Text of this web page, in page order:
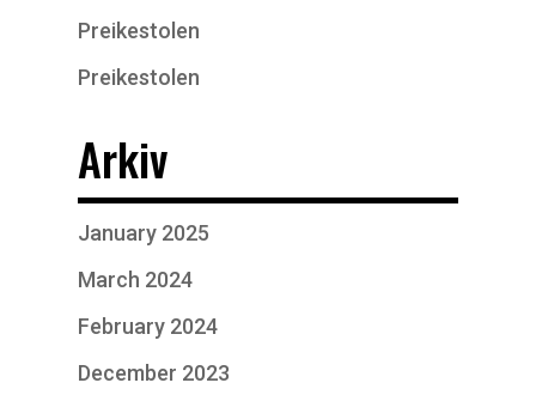
Preikestolen
Preikestolen
Arkiv
January 2025
March 2024
February 2024
December 2023